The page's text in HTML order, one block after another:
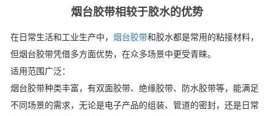
烟台胶带相较于胶水的优势
在日常生活和工业生产中， 烟台胶带和胶水都是常用的粘接材料，
但烟台胶带凭借多方面优势，在众多场景中更受青睐。
适用范围广泛：
烟台胶带种类丰富，有双面胶带、绝缘胶带、防水胶带等，能满足
不同场景的需求，无论是电子产品的组装、管道的密封，还是日常